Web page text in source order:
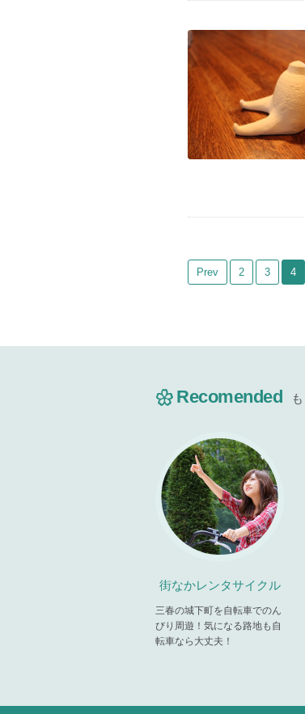
Prev 2 3 4
Recomended
街なかレンタサイクル
三春の城下町を自転車でのん
びり周遊！気になる路地も自
転車なら大丈夫！